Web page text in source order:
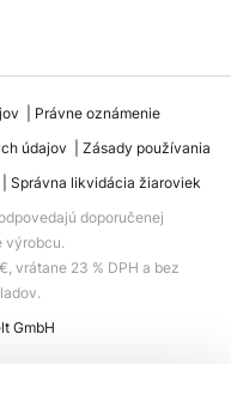
Právne oznámenie
údajov
Zásady používania
Správna likvidácia žiaroviek
doporučenej
výrobcu.
vrátane 23 % DPH a bez
GmbH